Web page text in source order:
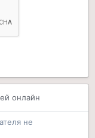
онлайн
не